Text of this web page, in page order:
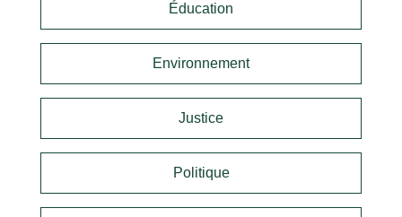
Éducation
Environnement
Justice
Politique